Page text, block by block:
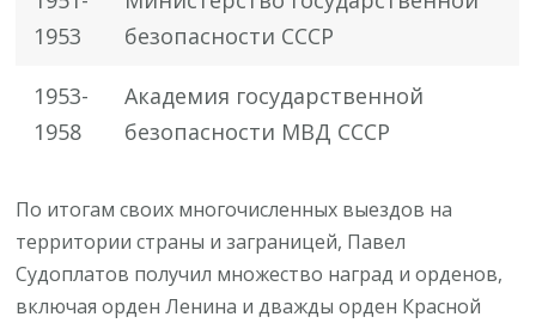
1953
безопасности СССР
1953-
1958
Академия государственной
безопасности МВД СССР
По итогам своих многочисленных выездов на
территории страны и заграницей, Павел
Судоплатов получил множество наград и орденов,
включая орден Ленина и дважды орден Красной